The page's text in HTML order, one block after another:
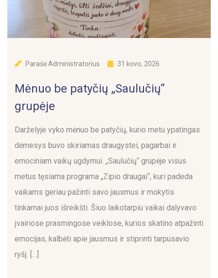
ParašėAdministratorius 31 kovo, 2026
Mėnuo be patyčių „Saulučių“
grupėje
Darželyje vyko mėnuo be patyčių, kurio metu ypatingas
dėmesys buvo skiriamas draugystei, pagarbai ir
emociniam vaikų ugdymui. „Saulučių“ grupėje visus
metus tęsiama programa „Zipio draugai“, kuri padeda
vaikams geriau pažinti savo jausmus ir mokytis
tinkamai juos išreikšti. Šiuo laikotarpiu vaikai dalyvavo
įvairiose prasmingose veiklose, kurios skatino atpažinti
emocijas, kalbėti apie jausmus ir stiprinti tarpusavio
ryšį. […]